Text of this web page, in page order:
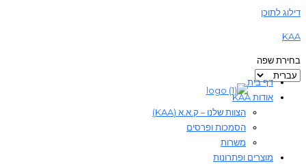
דילוג לתוכן
KAA
בחירת שפה
דף בית
אודות KAA
הצוות שלנו – ק.א.א (KAA)
הסמכות ופרסים
משרות
מוצרים ופתרונות